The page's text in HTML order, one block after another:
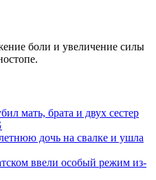
боли и увеличение силы
мать, брата и двух сестер
дочь на свалке и ушла
ввели особый режим из-